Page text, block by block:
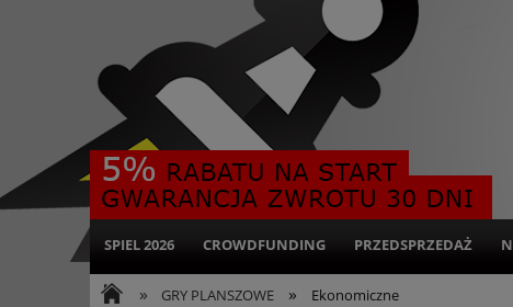
SPIEL 2026 CROWDFUNDING PRZEDSPRZEDAŻ
» GRY PLANSZOWE » Ekonomiczne